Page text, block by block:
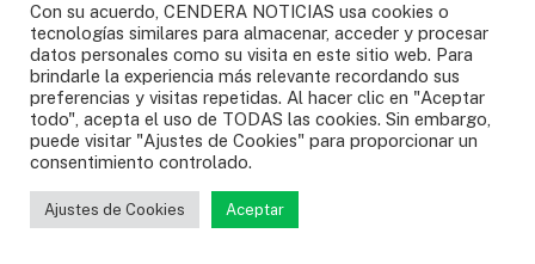
SIGUENOS
Facebook Twitter
Instagram
Con su acuerdo, CENDERA NOTICIAS usa cookies o
tecnologías similares para almacenar, acceder y procesar
datos personales como su visita en este sitio web. Para
brindarle la experiencia más relevante recordando sus
preferencias y visitas repetidas. Al hacer clic en "Aceptar
todo", acepta el uso de TODAS las cookies. Sin embargo,
puede visitar "Ajustes de Cookies" para proporcionar un
consentimiento controlado.
Ajustes de Cookies Aceptar